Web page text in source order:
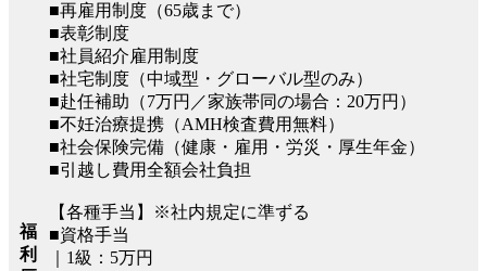
福
利
■再雇用制度（65歳まで）
■表彰制度
■社員紹介雇用制度
■社宅制度（中域型・グローバル型のみ）
■赴任補助（7万円／家族帯同の場合：20万円）
■不妊治療提携（AMH検査費用無料）
■社会保険完備（健康・雇用・労災・厚生年金）
■引越し費用全額会社負担
【各種手当】※社内規定に準ずる
■資格手当
｜1級：5万円